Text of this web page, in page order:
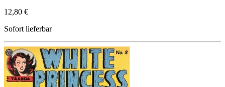
12,80 €
Sofort lieferbar